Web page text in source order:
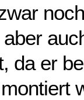
da er